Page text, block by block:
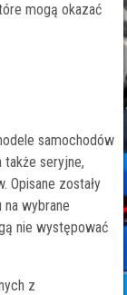
mogą okazać
samochodów
seryjne,
Opisane zostały
wybrane
nie występować
z